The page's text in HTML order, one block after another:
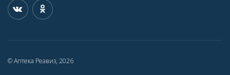
© Аптека Реавиз, 2026